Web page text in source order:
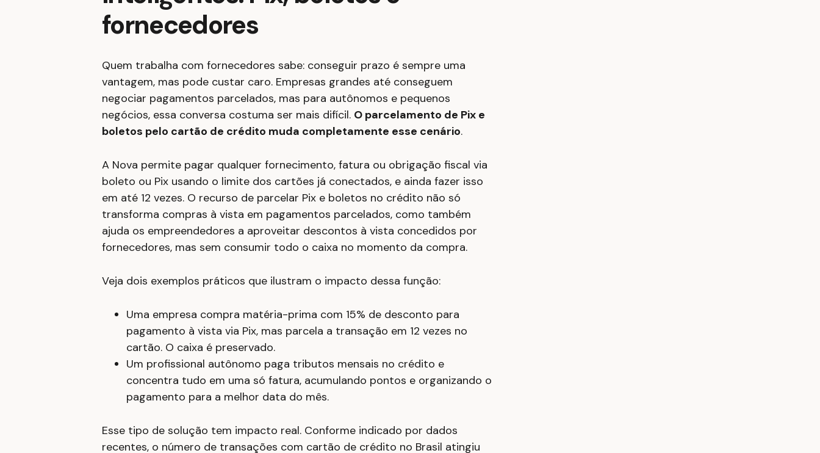
fornecedores
Quem trabalha com fornecedores sabe: conseguir prazo é sempre uma
vantagem, mas pode custar caro. Empresas grandes até conseguem
negociar pagamentos parcelados, mas para autônomos e pequenos
negócios, essa conversa costuma ser mais difícil. O parcelamento de Pix e
boletos pelo cartão de crédito muda completamente esse cenário.
A Nova permite pagar qualquer fornecimento, fatura ou obrigação fiscal via
boleto ou Pix usando o limite dos cartões já conectados, e ainda fazer isso
em até 12 vezes. O recurso de parcelar Pix e boletos no crédito não só
transforma compras à vista em pagamentos parcelados, como também
ajuda os empreendedores a aproveitar descontos à vista concedidos por
fornecedores, mas sem consumir todo o caixa no momento da compra.
Veja dois exemplos práticos que ilustram o impacto dessa função:
Uma empresa compra matéria-prima com 15% de desconto para
pagamento à vista via Pix, mas parcela a transação em 12 vezes no
cartão. O caixa é preservado.
Um profissional autônomo paga tributos mensais no crédito e
concentra tudo em uma só fatura, acumulando pontos e organizando o
pagamento para a melhor data do mês.
Esse tipo de solução tem impacto real. Conforme indicado por dados
recentes, o número de transações com cartão de crédito no Brasil atingiu